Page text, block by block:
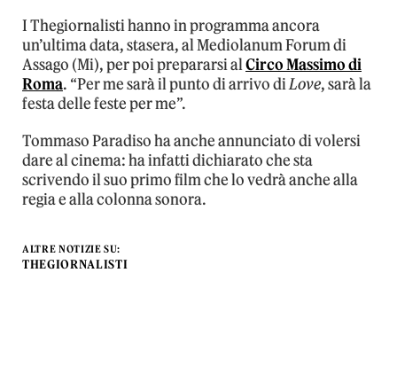
I Thegiornalisti hanno in programma ancora
un’ultima data, stasera, al Mediolanum Forum di
Assago (Mi), per poi prepararsi alCirco Massimo di
Roma. “Per me sarà il punto di arrivo diLove, sarà la
festa delle feste per me”.
Tommaso Paradiso ha anche annunciato di volersi
dare al cinema: ha infatti dichiarato che sta
scrivendo il suo primo film che lo vedrà anche alla
regia e alla colonna sonora.
ALTRE NOTIZIE SU:
THEGIORNALISTI